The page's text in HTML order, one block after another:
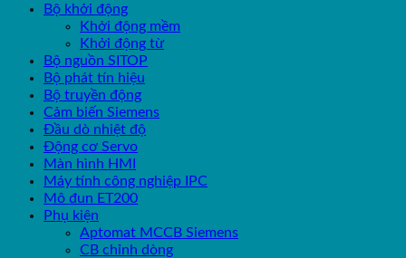
Bộ khởi động
Khởi động mềm
Khởi động từ
Bộ nguồn SITOP
Bộ phát tín hiệu
Bộ truyền động
Cảm biến Siemens
Đầu dò nhiệt độ
Động cơ Servo
Màn hình HMI
Máy tính công nghiệp IPC
Mô đun ET200
Phụ kiện
Aptomat MCCB Siemens
CB chỉnh dòng